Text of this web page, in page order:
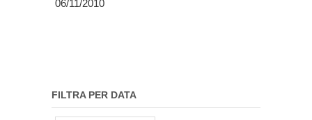
06/11/2010
FILTRA PER DATA